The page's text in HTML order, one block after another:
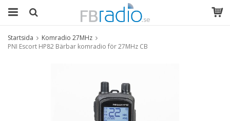
Startsida
Komradio 27MHz
PNI Escort HP82 Bärbar komradio för 27MHz CB